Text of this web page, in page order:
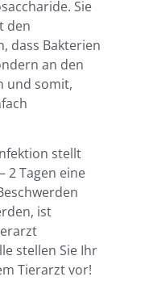
Sie
den
dass Bakterien
an den
und somit,
stellt
2 Tagen eine
ist
stellen Sie Ihr
Tierarzt vor!